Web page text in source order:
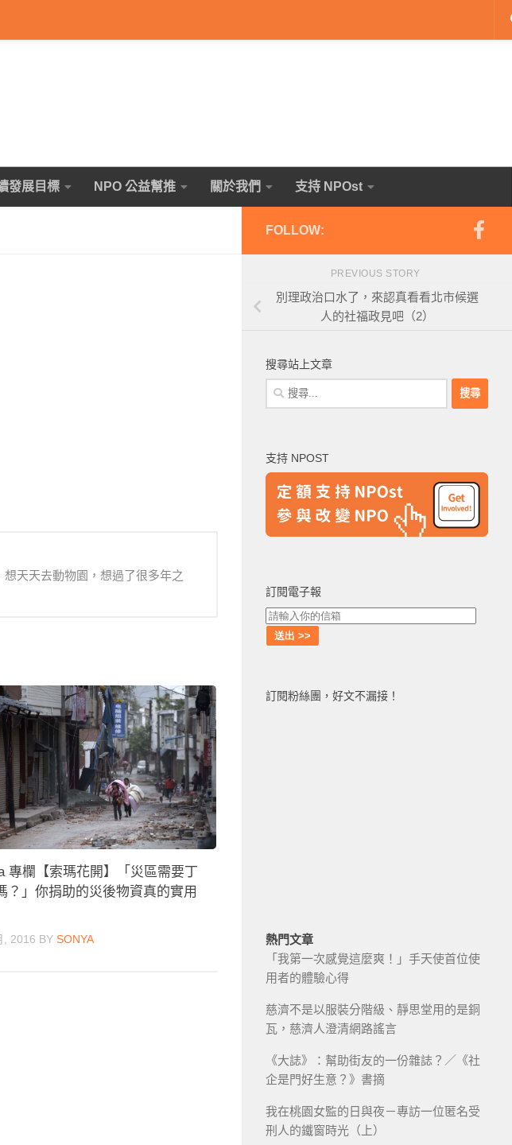
發展目標 NPO 公益幫推 關於我們 支持 NPOst
天天去動物園，想過了很多年之
專欄【索瑪花開】「災區需要丁
？」你捐助的災後物資真的實用
, 2016 BY SONYA
FOLLOW:
PREVIOUS STORY
別理政治口水了，來認真看看北市候選
人的社福政見吧（2）
搜尋站上文章
搜
尋
字:
支持 NPOST
訂閱電子報
訂閱粉絲團，好文不漏接！
熱門文章
「我第一次感覺這麼爽！」手天使首位使
用者的體驗心得
慈濟不是以服裝分階級、靜思堂用的是銅
瓦，慈濟人澄清網路謠言
《大誌》：幫助街友的一份雜誌？／《社
企是門好生意？》書摘
我在桃園女監的日與夜－專訪一位匿名受
刑人的鐵窗時光（上）